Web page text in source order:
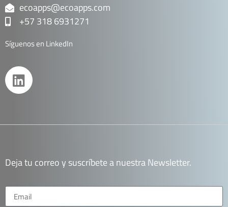
ecoapps@ecoapps.com
+57 318 6931271
Síguenos en LinkedIn
Deja tu correo y suscríbete a nuestra Newsletter.